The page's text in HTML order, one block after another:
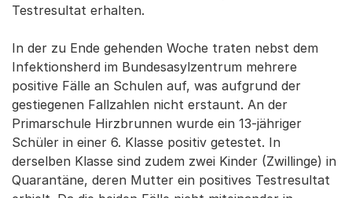
Testresultat erhalten.
In der zu Ende gehenden Woche traten nebst dem
Infektionsherd im Bundesasylzentrum mehrere
positive Fälle an Schulen auf, was aufgrund der
gestiegenen Fallzahlen nicht erstaunt. An der
Primarschule Hirzbrunnen wurde ein 13-jähriger
Schüler in einer 6. Klasse positiv getestet. In
derselben Klasse sind zudem zwei Kinder (Zwillinge) in
Quarantäne, deren Mutter ein positives Testresultat